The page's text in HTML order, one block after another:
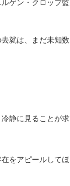
ゲン・クロップ監
就は、まだ未知数
静に見ることが求
をアピールしてほ